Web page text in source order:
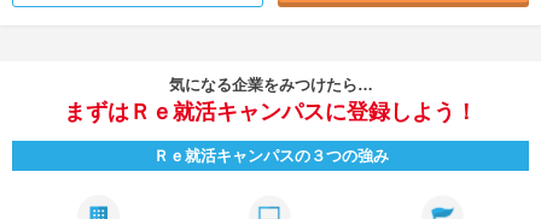
気になる企業をみつけたら…
まずはＲｅ就活キャンパスに登録しよう！
Ｒｅ就活キャンパスの３つの強み